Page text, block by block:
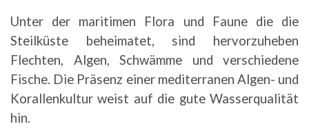
Unter der maritimen Flora und Faune die die
Steilküste beheimatet, sind hervorzuheben
Flechten, Algen, Schwämme und verschiedene
Fische. Die Präsenz einer mediterranen Algen- und
Korallenkultur weist auf die gute Wasserqualität
hin.